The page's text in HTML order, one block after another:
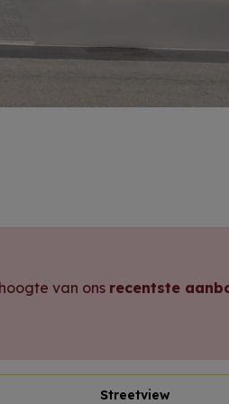
van ons recentste
Streetview